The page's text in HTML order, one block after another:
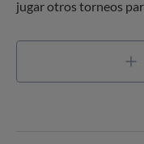
jugar otros torneos